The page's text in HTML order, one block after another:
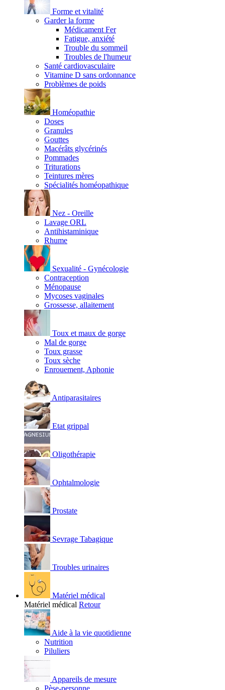
Forme et vitalité
Garder la forme
Médicament Fer
Fatigue, anxiété
Trouble du sommeil
Troubles de l'humeur
Santé cardiovasculaire
Vitamine D sans ordonnance
Problèmes de poids
Homéopathie
Doses
Granules
Gouttes
Macérâts glycérinés
Pommades
Triturations
Teintures mères
Spécialités homéopathique
Nez - Oreille
Lavage ORL
Antihistaminique
Rhume
Sexualité - Gynécologie
Contraception
Ménopause
Mycoses vaginales
Grossesse, allaitement
Toux et maux de gorge
Mal de gorge
Toux grasse
Toux sèche
Enrouement, Aphonie
Antiparasitaires
Etat grippal
Oligothérapie
Ophtalmologie
Prostate
Sevrage Tabagique
Troubles urinaires
Matériel médical
Matériel médical Retour
Aide à la vie quotidienne
Nutrition
Piluliers
Appareils de mesure
Pèse-personne